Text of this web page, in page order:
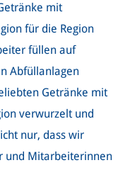
mit
für die Region
füllen auf
Abfüllanlagen
Getränke mit
verwurzelt und
nur, dass wir
und Mitarbeiterinnen